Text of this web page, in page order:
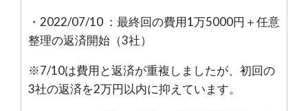
・2022/07/10 ：最終回の費用1万5000円＋任意
整理の返済開始（3社）
※7/10は費用と返済が重複しましたが、初回の
3社の返済を2万円以内に抑えています。